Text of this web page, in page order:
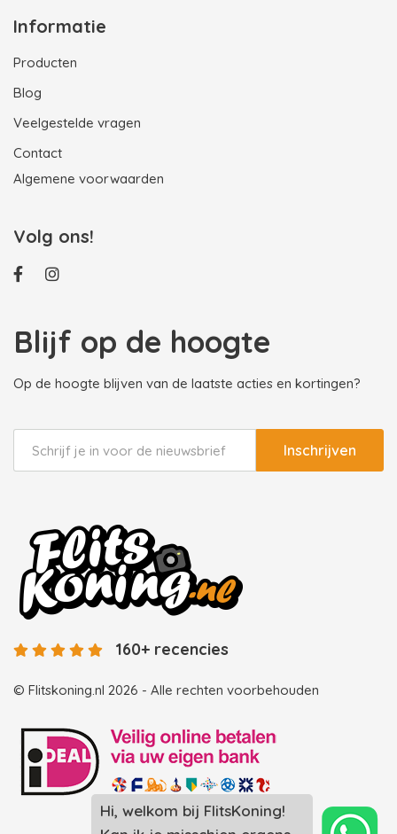
Hi, welkom bij FlitsKoning!
Informatie
Producten
Blog
Veelgestelde vragen
Contact
Algemene voorwaarden
Volg ons!
Blijf op de hoogte
Op de hoogte blijven van de laatste acties en kortingen?
Inschrijven
© Flitskoning.nl 2026 - Alle rechten voorbehouden
160+ recencies
Landingspagina overzicht photobooths